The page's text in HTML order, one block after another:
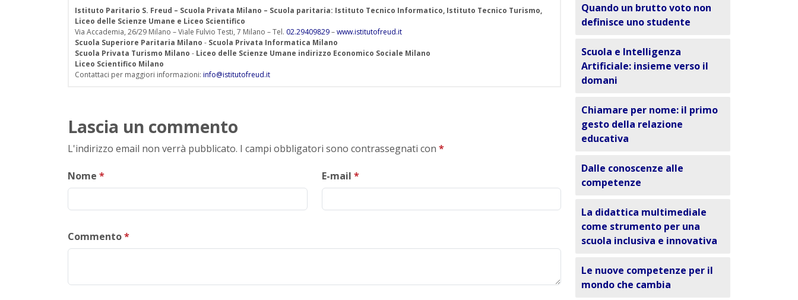
Istituto Paritario S. Freud – Scuola Privata Milano – Scuola paritaria: Istituto Tecnico Informatico, Istituto Tecnico Turismo,
Liceo delle Scienze Umane e Liceo Scientifico
Via Accademia, 26/29 Milano – Viale Fulvio Testi, 7 Milano – Tel. 02.29409829–www.istitutofreud.it
Scuola Superiore Paritaria Milano - Scuola Privata Informatica Milano
Scuola Privata Turismo Milano - Liceo delle Scienze Umane indirizzo Economico Sociale Milano
Liceo Scientifico Milano
Contattaci per maggiori informazioni: info@istitutofreud.it
Lascia un commento
L'indirizzo email non verrà pubblicato. I campi obbligatori sono contrassegnati con *
Nome * E-mail *
Commento*
Quando un brutto voto non
definisce uno studente
Scuola e Intelligenza
Artificiale: insieme verso il
domani
Chiamare per nome: il primo
gesto della relazione
educativa
Dalle conoscenze alle
competenze
La didattica multimediale
come strumento per una
scuola inclusiva e innovativa
Le nuove competenze per il
mondo che cambia